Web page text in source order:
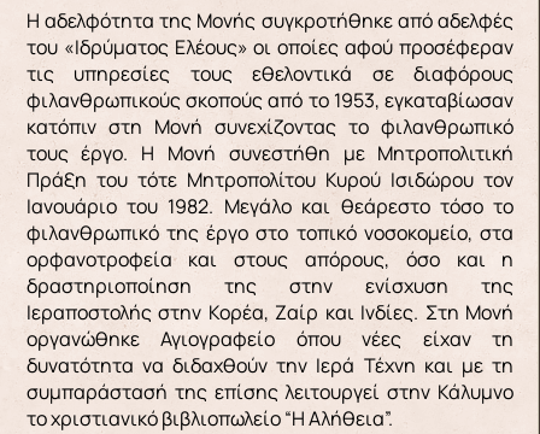
Η αδελφότητα της Μονής συγκροτήθηκε από αδελφές
του «Ιδρύματος Ελέους» οι οποίες αφού προσέφεραν
τις υπηρεσίες τους εθελοντικά σε διαφόρους
φιλανθρωπικούς σκοπούς από το 1953, εγκαταβίωσαν
κατόπιν στη Μονή συνεχίζοντας το φιλανθρωπικό
τους έργο. Η Μονή συνεστήθη με Μητροπολιτική
Πράξη του τότε Μητροπολίτου Κυρού Ισιδώρου τον
Ιανουάριο του 1982. Μεγάλο και θεάρεστο τόσο το
φιλανθρωπικό της έργο στο τοπικό νοσοκομείο, στα
ορφανοτροφεία και στους απόρους, όσο και η
δραστηριοποίηση της στην ενίσχυση της
Ιεραποστολής στην Κορέα, Ζαίρ και Ινδίες. Στη Μονή
οργανώθηκε Αγιογραφείο όπου νέες είχαν τη
δυνατότητα να διδαχθούν την Ιερά Τέχνη και με τη
συμπαράστασή της επίσης λειτουργεί στην Κάλυμνο
το χριστιανικό βιβλιοπωλείο “Η Αλήθεια”.